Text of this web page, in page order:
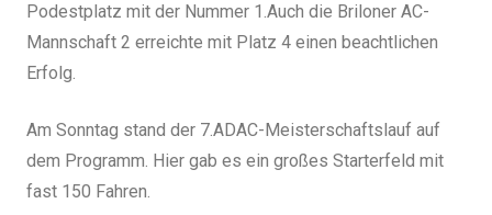
Podestplatz mit der Nummer 1.Auch die Briloner AC-
Mannschaft 2 erreichte mit Platz 4 einen beachtlichen
Erfolg.
Am Sonntag stand der 7.ADAC-Meisterschaftslauf auf
dem Programm. Hier gab es ein großes Starterfeld mit
fast 150 Fahren.